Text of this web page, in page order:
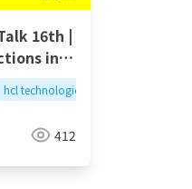
ogr2ogr
16th |
in
hcl technologies
412